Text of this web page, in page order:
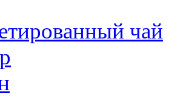
чай